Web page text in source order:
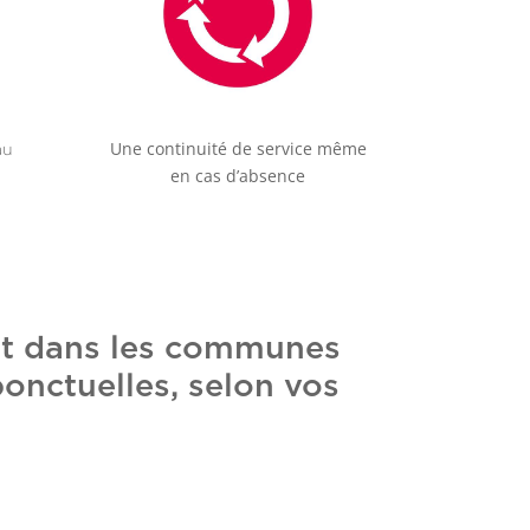
Une continuité de service même
en cas d’absence
dans les communes
selon vos